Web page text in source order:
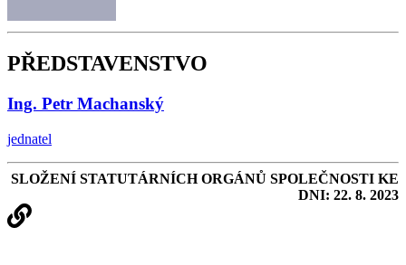
PŘEDSTAVENSTVO
Ing. Petr Machanský
jednatel
SLOŽENÍ STATUTÁRNÍCH ORGÁNŮ SPOLEČNOSTI KE
DNI: 22. 8. 2023